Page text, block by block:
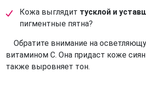
Кожа выглядит тусклой и
пигментные пятна?
Обратите внимание на
витамином C. Она придаст коже
также выровняет тон.